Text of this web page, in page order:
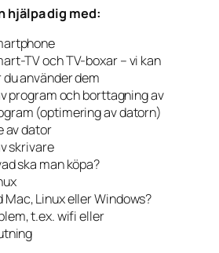
hjälpa dig med:
TV och TV-boxar – vi kan
använder dem
program och borttagning av
(optimering av datorn)
av dator
skrivare
ska man köpa?
Mac, Linux eller Windows?
t.ex. wifi eller